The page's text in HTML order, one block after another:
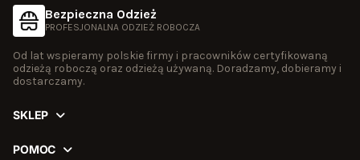
Bezpieczna Odzież
PROFESJONALNA ODZIEŻ ROBOCZA
Od lat wspieramy polskie firmy i pracowników certyfikowaną
odzieżą roboczą oraz odzieżą używaną. Doradzamy, dobieramy i
dostarczamy.
SKLEP
Rękawice
POMOC
działania sklepu, analizy ruchu oraz prowadzenia działań